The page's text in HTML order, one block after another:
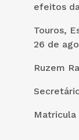
efeitos
Touros,
26 de
Ruzem
Matricula